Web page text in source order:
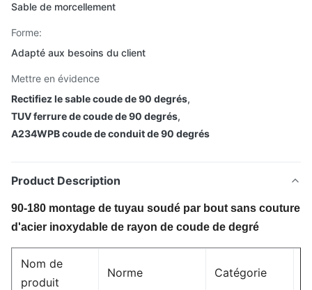
Sable de morcellement
Forme:
Adapté aux besoins du client
Mettre en évidence
Rectifiez le sable coude de 90 degrés,
TUV ferrure de coude de 90 degrés,
A234WPB coude de conduit de 90 degrés
Product Description
90-180 montage de tuyau soudé par bout sans couture
d'acier inoxydable de rayon de coude de degré
Nom de
produit
Norme Catégorie